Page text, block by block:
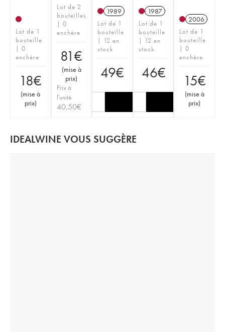
Lot de 1
bouteille
| 0
enchère
18€
(mise à
prix)
Lot de 2
bouteilles
| 0
enchère
81€
(mise à
prix)
Prix à
l'unité
40,50€
1989
Lot de 1
bouteille
| 12 en
stock
49€
1987
Lot de 1
bouteille
| 12 en
stock
46€
2006
Lot de 1
bouteille
| 0
enchère
15€
(mise à
prix)
IDEALWINE VOUS SUGGÈRE